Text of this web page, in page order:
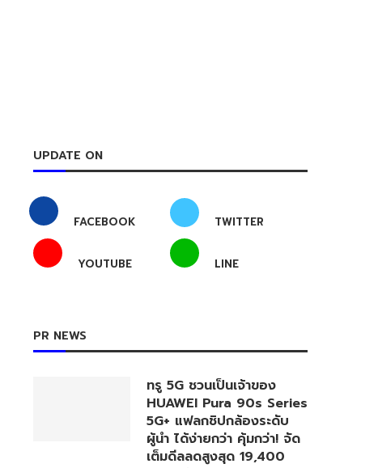
UPDATE ON
FACEBOOK TWITTER
YOUTUBE LINE
PR NEWS
ทรู 5G ชวนเป็นเจ้าของ
HUAWEI Pura 90s Series
5G+ แฟลกชิปกล้องระดับ
ผู้นำ ได้ง่ายกว่า คุ้มกว่า! จัด
เต็มดีลลดสูงสุด 19,400